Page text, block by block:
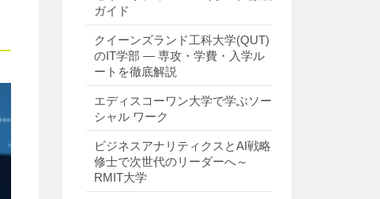
ガイド
クイーンズランド工科大学(QUT)
のIT学部 ― 専攻・学費・入学ル
ートを徹底解説
エディスコーワン大学で学ぶソー
シャル ワーク
ビジネスアナリティクスとAI戦略
修士で次世代のリーダーへ～
RMIT大学